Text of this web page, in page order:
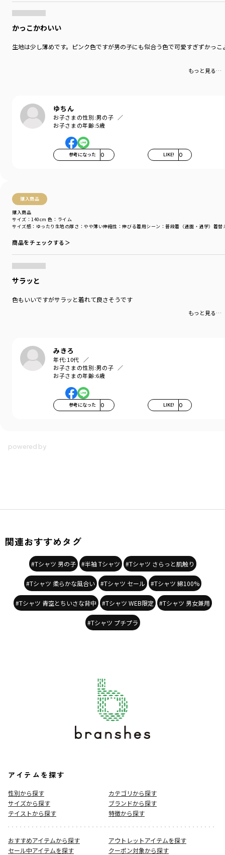
かっこかわいい
生地は少し薄めです。ピンク色ですが男の子にも似合う色で可愛すぎずかっこ
もっと見る…
ゆちん
お子さまの性別:男の子
お子さまの年齢:5歳
参考になった 0 LIKE! 0
購入商品
購入商品
サイズ感 ：ゆったり 生地の厚さ ：やや薄い伸縮性 ：伸びる着用シーン ：普段着（通園・通学） 着替
サイズ：140cm 色：ライム
商品をチェックする＞
サラッと
色もいいですがサラッと着れて良さそうです
もっと見る…
みきろ
年代:10代
お子さまの性別:男の子
お子さまの年齢:6歳
参考になった 0 LIKE! 0
関連おすすめタグ
#Tシャツ 男の子 #半袖 Tシャツ #Tシャツ さらっと肌触り
#Tシャツ 柔らかな風合い #Tシャツ セール #Tシャツ 綿100%
#Tシャツ 青空とちいさな背中 #Tシャツ WEB限定 #Tシャツ 男女兼用
#Tシャツ プチプラ
アイテムを探す
性別から探す
カテゴリから探す
サイズから探す
ブランドから探す
テイストから探す
特徴から探す
おすすめアイテムから探す
アウトレットアイテムを探す
セール中アイテムを探す
クーポン対象から探す